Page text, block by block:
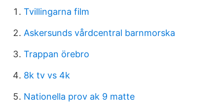
Tvillingarna film
Askersunds vårdcentral barnmorska
Trappan örebro
8k tv vs 4k
Nationella prov ak 9 matte